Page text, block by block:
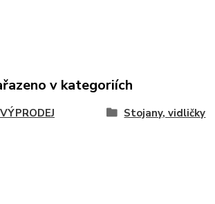
v kategoriích
Stojany, vidličky